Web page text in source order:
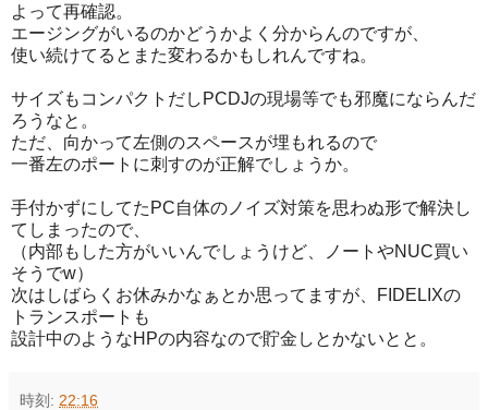
よって再確認。
エージングがいるのかどうかよく分からんのですが、
使い続けてるとまた変わるかもしれんですね。
サイズもコンパクトだしPCDJの現場等でも邪魔にならんだ
ろうなと。
ただ、向かって左側のスペースが埋もれるので
一番左のポートに刺すのが正解でしょうか。
手付かずにしてたPC自体のノイズ対策を思わぬ形で解決し
てしまったので、
（内部もした方がいいんでしょうけど、ノートやNUC買い
そうでw）
次はしばらくお休みかなぁとか思ってますが、FIDELIXの
トランスポートも
設計中のようなHPの内容なので貯金しとかないとと。
時刻: 22:16